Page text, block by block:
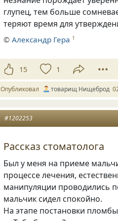
глупец, тем больше
теряют время для
©Александр Гера 1
15 1
Опубликовал товарищ Нищеброд
#1202253
Рассказ стоматолога
Был у меня на приеме
процессе лечения,
манипуляции проводились
мальчик сидел спокойно.
На этапе постановки